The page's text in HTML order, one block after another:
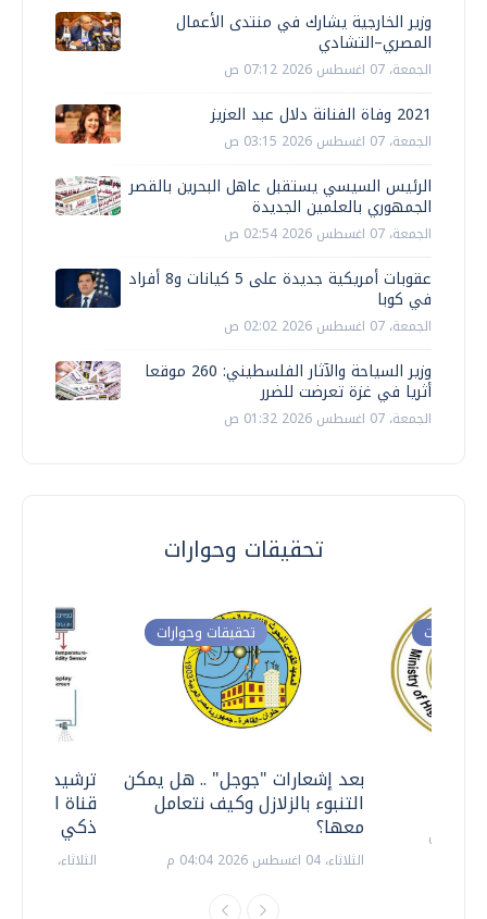
وزير الخارجية يشارك في منتدى الأعمال
المصري–التشادي
الجمعة، 07 اغسطس 2026 07:12 ص
2021 وفاة الفنانة دلال عبد العزيز
الجمعة، 07 اغسطس 2026 03:15 ص
الرئيس السيسي يستقبل عاهل البحرين بالقصر
الجمهوري بالعلمين الجديدة
الجمعة، 07 اغسطس 2026 02:54 ص
عقوبات أمريكية جديدة على 5 كيانات و8 أفراد
في كوبا
الجمعة، 07 اغسطس 2026 02:02 ص
وزير السياحة والآثار الفلسطيني: 260 موقعا
أثريا في غزة تعرضت للضرر
الجمعة، 07 اغسطس 2026 01:32 ص
تحقيقات وحوارات
ترشيدا
قناة
ذكي
الثلاثاء، 14 يوليو 2026 06:11 م
تحقيقات وحوارات
بعد إشعارات "جوجل" .. هل يمكن
التنبوء بالزلازل وكيف نتعامل
معها؟
الثلاثاء، 04 اغسطس 2026 04:04 م
وحوارات